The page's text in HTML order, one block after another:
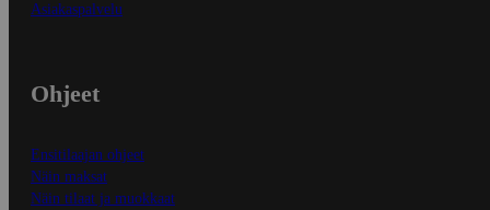
Asiakaspalvelu
Ohjeet
Ensitilaajan ohjeet
Näin maksat
Näin tilaat ja muokkaat